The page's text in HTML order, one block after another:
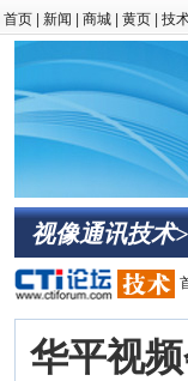
首页 新闻 商城 黄页 技
视像通讯技术
华平视